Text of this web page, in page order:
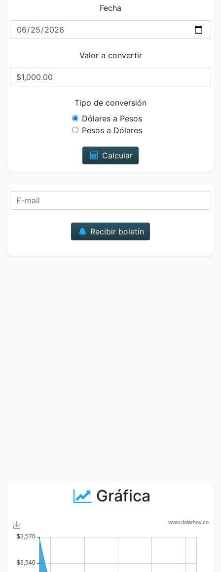
Fecha
Valor a convertir
Tipo de conversión
Dólares a Pesos
Pesos a Dólares
Calcular
Recibir boletín
Gráfica